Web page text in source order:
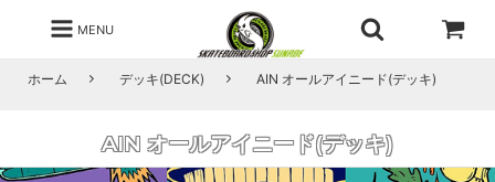
MENU
ホーム デッキ(DECK) AIN オールアイニード(デッキ)
AIN オールアイニード(デッキ)